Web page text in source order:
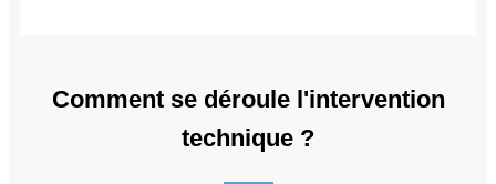
Comment se déroule l'intervention
technique ?